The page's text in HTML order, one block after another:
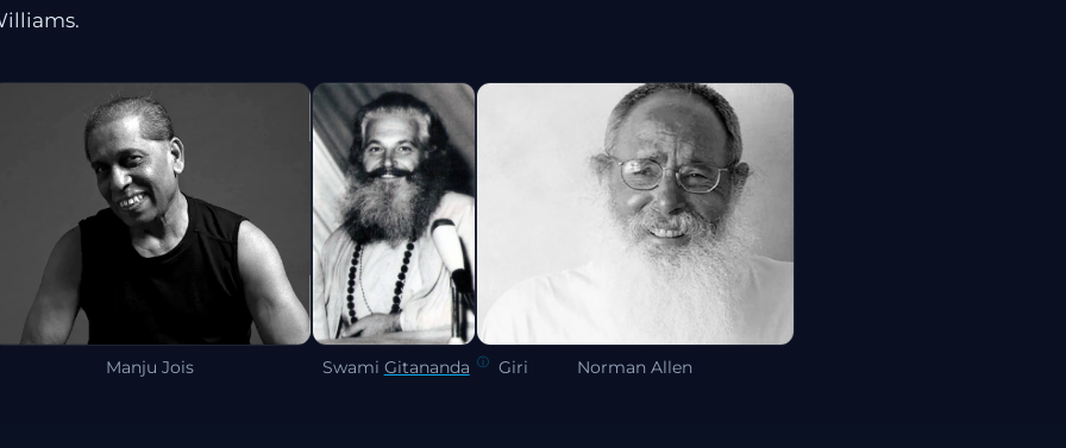
Manju Jois Swami Gitananda Giri Norman Allen